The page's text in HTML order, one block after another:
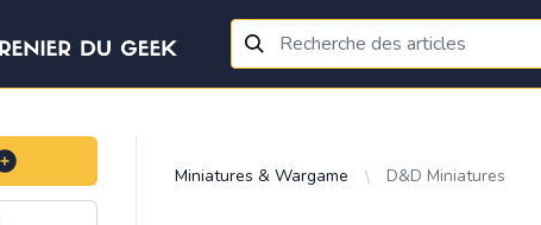
Miniatures & Wargame D&D Miniatures